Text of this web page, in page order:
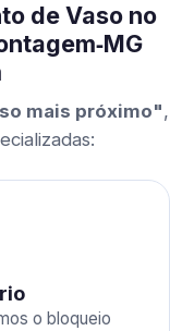
de Vaso no
mais próximo",
o bloqueio